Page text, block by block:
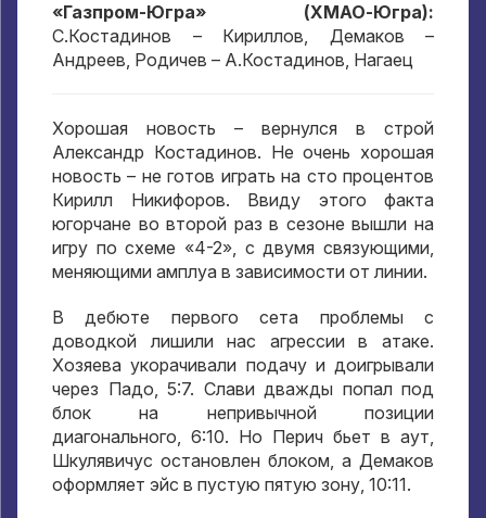
«Газпром-Югра» (ХМАО-Югра):
С.Костадинов – Кириллов, Демаков –
Андреев, Родичев – А.Костадинов, Нагаец
Хорошая новость – вернулся в строй
Александр Костадинов. Не очень хорошая
новость – не готов играть на сто процентов
Кирилл Никифоров. Ввиду этого факта
югорчане во второй раз в сезоне вышли на
игру по схеме «4-2», с двумя связующими,
меняющими амплуа в зависимости от линии.
В дебюте первого сета проблемы с
доводкой лишили нас агрессии в атаке.
Хозяева укорачивали подачу и доигрывали
через Падо, 5:7. Слави дважды попал под
блок на непривычной позиции
диагонального, 6:10. Но Перич бьет в аут,
Шкулявичус остановлен блоком, а Демаков
оформляет эйс в пустую пятую зону, 10:11.